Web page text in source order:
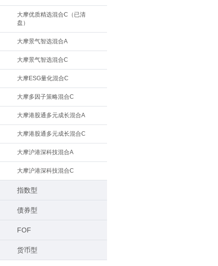
大摩优质精选混合C（已清
盘）
大摩景气智选混合A
大摩景气智选混合C
大摩ESG量化混合C
大摩多因子策略混合C
大摩港股通多元成长混合A
大摩港股通多元成长混合C
大摩沪港深科技混合A
大摩沪港深科技混合C
指数型
债券型
FOF
货币型